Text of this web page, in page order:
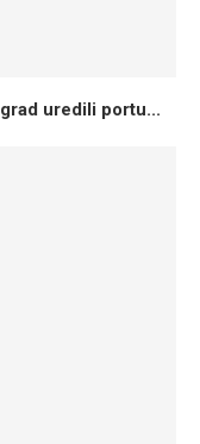
uredili portu...